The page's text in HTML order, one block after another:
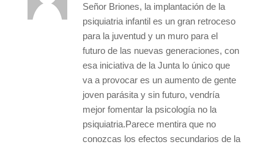
Señor Briones, la implantación de la
psiquiatria infantil es un gran retroceso
para la juventud y un muro para el
futuro de las nuevas generaciones, con
esa iniciativa de la Junta lo único que
va a provocar es un aumento de gente
joven parásita y sin futuro, vendría
mejor fomentar la psicología no la
psiquiatria.Parece mentira que no
conozcas los efectos secundarios de la